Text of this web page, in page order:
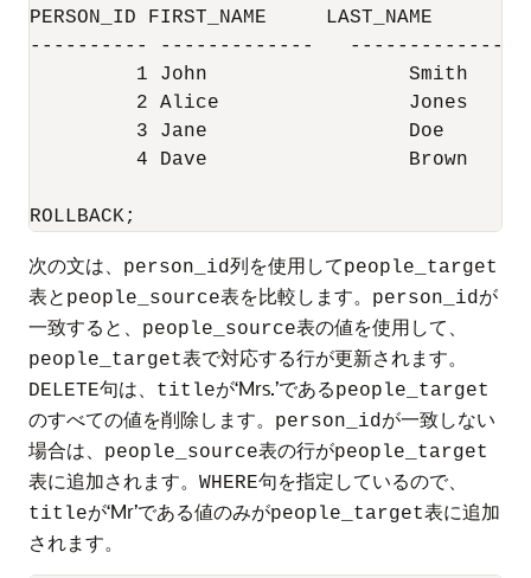
PERSON_ID FIRST_NAME	 LAST_NAME	     TITLE
---------- -------------
ROLLBACK;
次の文は、 person_id列を使用してpeople_target
表と people_source表を比較します。 person_idが
一致すると、
people_source表の値を使用して、
people_target表で対応する行が更新されます。
DELETE句は、 titleが‘Mrs.’であるpeople_target
のすべての値を削除します。 person_idが一致しない
場合は、
people_source表の行がpeople_target
表に追加されます。 WHERE句を指定しているので、
titleが‘Mr’である値のみがpeople_target表に追加
されます。